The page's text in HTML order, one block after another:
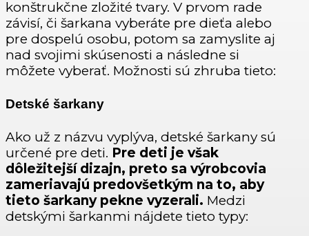
konštrukčne zložité tvary. V prvom rade
závisí, či šarkana vyberáte pre dieťa alebo
pre dospelú osobu, potom sa zamyslite aj
nad svojimi skúsenosti a následne si
môžete vyberať. Možnosti sú zhruba tieto:
Detské šarkany
Ako už z názvu vyplýva, detské šarkany sú
určené pre deti. Pre deti je však
dôležitejší dizajn, preto sa výrobcovia
zameriavajú predovšetkým na to, aby
tieto šarkany pekne vyzerali. Medzi
detskými šarkanmi nájdete tieto typy: